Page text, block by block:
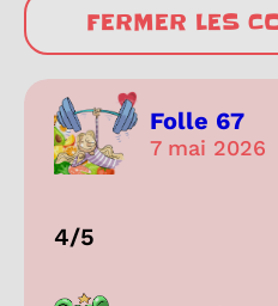
FERMER LES
Folle 67
7 mai 2026
4/5